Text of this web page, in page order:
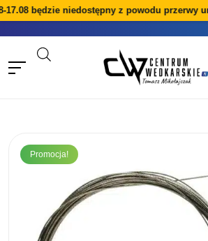
będzie niedostępny z powodu przerwy
Promocja!